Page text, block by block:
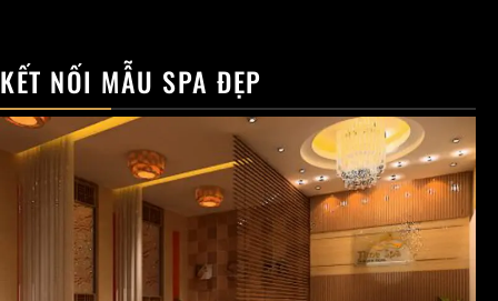
KẾT NỐI MẪU SPA ĐẸP